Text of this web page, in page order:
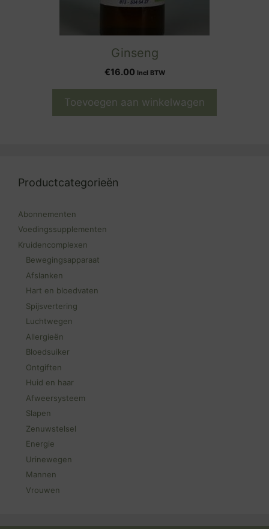
Ginseng
€16.00 Incl BTW
Toevoegen aan winkelwagen
Productcategorieën
Abonnementen
Voedingssupplementen
Kruidencomplexen
Bewegingsapparaat
Afslanken
Hart en bloedvaten
Spijsvertering
Luchtwegen
Allergieën
Bloedsuiker
Ontgiften
Huid en haar
Afweersysteem
Slapen
Zenuwstelsel
Energie
Urinewegen
Mannen
Vrouwen